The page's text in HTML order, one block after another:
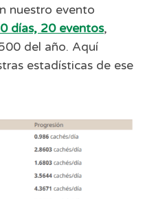
nuestro evento
días, 20 eventos,
del año. Aquí
estadísticas de ese